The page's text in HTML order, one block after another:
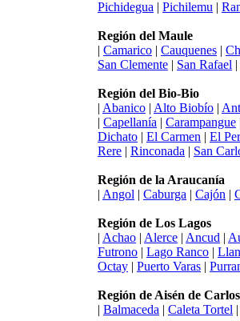
Pichidegua | Pichilemu |
Región del Maule
| Camarico | Cauquenes |
San Clemente | San Rafael |
Región del Bio-Bio
| Abanico | Alto Biobío |
| Capellanía | Carampangue
Dichato | El Carmen | El
Rere | Rinconada | San
Región de la Araucanía
| Angol | Caburga | Cajón |
Región de Los Lagos
| Achao | Alerce | Ancud |
Futrono | Lago Ranco |
Octay | Puerto Varas |
Región de Aisén de
| Balmaceda | Caleta Tortel |